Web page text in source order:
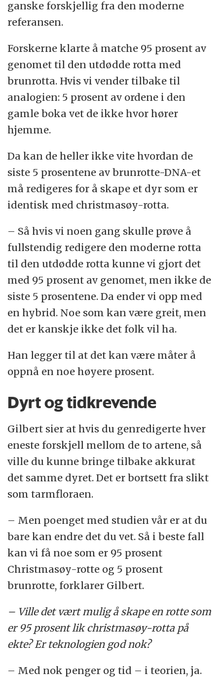
ganske forskjellig fra den moderne
referansen.
Forskerne klarte å matche 95 prosent av
genomet til den utdødde rotta med
brunrotta. Hvis vi vender tilbake til
analogien: 5 prosent av ordene i den
gamle boka vet de ikke hvor hører
hjemme.
Da kan de heller ikke vite hvordan de
siste 5 prosentene av brunrotte-DNA-et
må redigeres for å skape et dyr som er
identisk med christmasøy-rotta.
– Så hvis vi noen gang skulle prøve å
fullstendig redigere den moderne rotta
til den utdødde rotta kunne vi gjort det
med 95 prosent av genomet, men ikke de
siste 5 prosentene. Da ender vi opp med
en hybrid. Noe som kan være greit, men
det er kanskje ikke det folk vil ha.
Han legger til at det kan være måter å
oppnå en noe høyere prosent.
Dyrt og tidkrevende
Gilbert sier at hvis du genredigerte hver
eneste forskjell mellom de to artene, så
ville du kunne bringe tilbake akkurat
det samme dyret. Det er bortsett fra slikt
som tarmfloraen.
– Men poenget med studien vår er at du
bare kan endre det du vet. Så i beste fall
kan vi få noe som er 95 prosent
Christmasøy-rotte og 5 prosent
brunrotte, forklarer Gilbert.
– Ville det vært mulig å skape en rotte som
er 95 prosent lik christmasøy-rotta på
ekte? Er teknologien god nok?
– Med nok penger og tid – i teorien, ja.